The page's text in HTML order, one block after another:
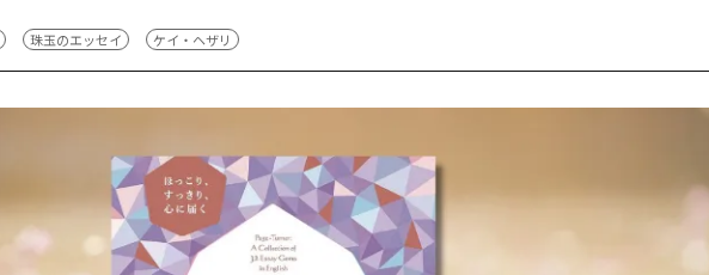
珠玉のエッセイ ケイ・ヘザリ